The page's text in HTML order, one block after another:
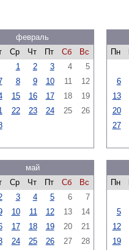
февраль
Ср Чт Пт Сб
Вс
1
2 3 4
5
8 9 10 11
12
15 16 17 18
19
22 23 24 25
26
Пн
6
13
20
27
май
Ср Чт Пт Сб
Вс
3 4 5 6
7
10 11 12 13
14
17 18 19 20
21
24 25 26 27
28
Пн
5
12
19